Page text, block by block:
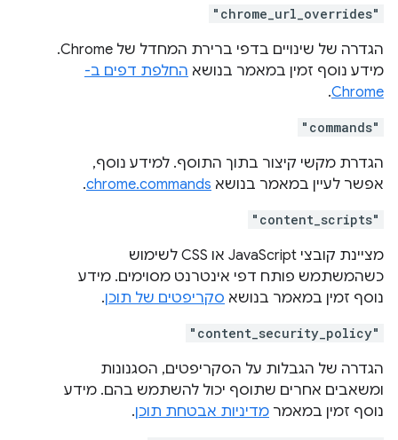
"chrome_url_overrides"
הגדרה של שינויים בדפי ברירת המחדל של Chrome.
מידע נוסף זמין במאמר בנושא החלפת דפים ב-
Chrome
.
"commands"
הגדרת מקשי קיצור בתוך התוסף. למידע נוסף,
אפשר לעיין במאמר בנושא chrome.commands
.
"content_scripts"
מציינת קובצי JavaScript או CSS לשימוש
כשהמשתמש פותח דפי אינטרנט מסוימים. מידע
נוסף זמין במאמר בנושא סקריפטים של תוכן.
"content_security_policy"
הגדרה של הגבלות על הסקריפטים, הסגנונות
ומשאבים אחרים שתוסף יכול להשתמש בהם. מידע
נוסף זמין במאמר מדיניות אבטחת תוכן.